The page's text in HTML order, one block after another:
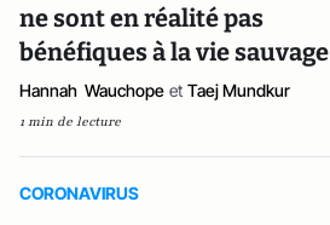
ne sont en réalité pas
bénéfiques à la vie sauvage
Hannah Wauchope et Taej Mundkur
1 min de lecture
CORONAVIRUS